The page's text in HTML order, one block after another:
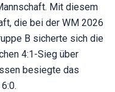
Mit diesem
die bei der WM 2026
B sicherte sich die
4:1-Sieg über
besiegte das